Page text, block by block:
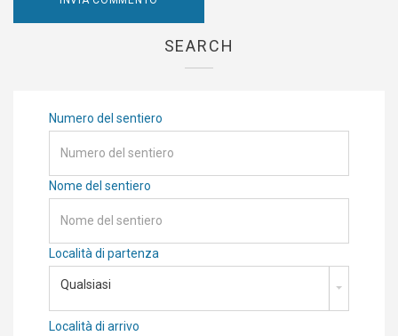
SEARCH
Numero del sentiero
Nome del sentiero
Località di partenza
Qualsiasi
Località di arrivo